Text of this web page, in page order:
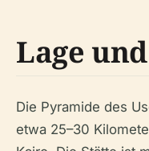
Lage
Die Pyramide des
etwa 25–30